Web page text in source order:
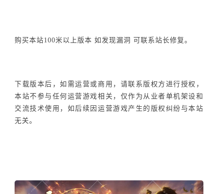
购买本站100米以上版本 如发现漏洞 可联系站长修复。
下载版本后，如需运营或商用，请联系版权方进行授权，
本站不参与任何运营游戏相关，仅作为从业者单机架设和
交流技术使用，如后续因运营游戏产生的版权纠纷与本站
无关。